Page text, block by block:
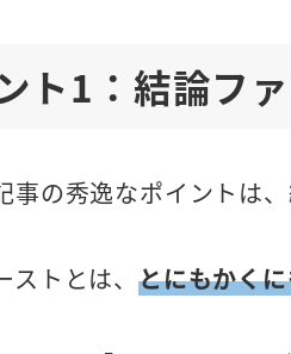
ト1：結論フ
事の秀逸なポイントは
トとは、 とにもかく